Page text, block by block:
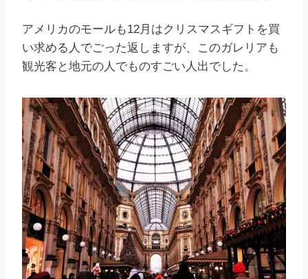
アメリカのモールも12月はクリスマスギフトを買
い求める人でごった返しますが、このガレリアも
観光客と地元の人でものすごい人出でした。